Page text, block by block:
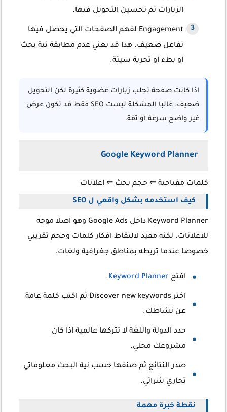
الزيارات ثم تحسين التحويل فيها.
Engagement لفهم الصفحات التي يحصل فيها
تفاعل ضعيف. هذا قد يعني عدم مطابقة نية بحث
او بطء او تجربة سيئة.
اذا كانت صفحة تجلب زيارات عضوية كثيرة لكن التحويل
ضعيف. غالبا المشكلة ليست SEO فقط قد تكون عرض
غير واضح سرعة او ثقة.
Google Keyword Planner
كلمات مفتاحية ⇐ حجم بحث ⇐ اعلانات
كيف استخدمه بشكل واقعي ل SEO
Keyword Planner داخل Google Ads وهو اصلا موجه
للاعلانات. لكنه مفيد لالتقاط افكار كلمات وحجم تقريبي
خصوصا عندما تربطه بمناطق جغرافية ولغات.
افتح Keyword Planner
.
اختر Discover new keywords ثم اكتب كلمة عامة
عن نشاطك.
حدد الدولة واللغة لا تتركها عالمية اذا كان
مشروعك محلي.
صدر النتائج ثم صنفها حسب نية البحث معلوماتي
تجاري شرائي.
نقطة خبرة مهمة